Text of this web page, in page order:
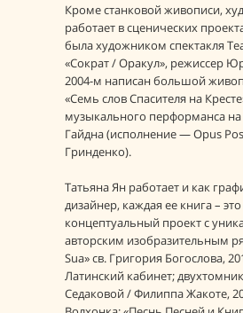
Кроме станковой живописи,
работает в сценических
была художником спектакля
«Сократ / Оракул», режиссер
2004-м написан большой
«Семь слов Спасителя на
музыкального перформанса
Гайдна (исполнение — Opus
Гринденко).
Татьяна Ян работает и как
дизайнер, каждая ее книга – это
концептуальный проект с
авторским изобразительным
Sua» св. Григория Богослова,
Латинский кабинет;
Седаковой / Филиппа Жакоте,